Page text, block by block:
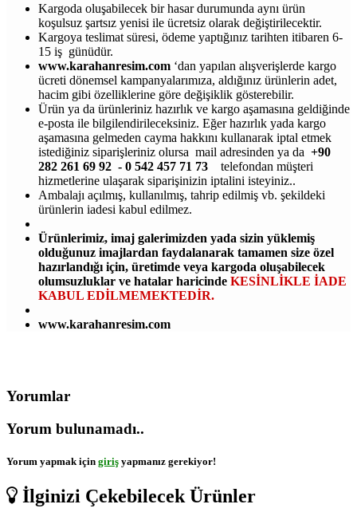
Kargoda oluşabilecek bir hasar durumunda aynı ürün
koşulsuz şartsız yenisi ile ücretsiz olarak değiştirilecektir.
Kargoya teslimat süresi, ödeme yaptığınız tarihten itibaren 6-
15 iş günüdür.
www.karahanresim.com ‘dan yapılan alışverişlerde kargo
ücreti dönemsel kampanyalarımıza, aldığınız ürünlerin adet,
hacim gibi özelliklerine göre değişiklik gösterebilir.
Ürün ya da ürünleriniz hazırlık ve kargo aşamasına geldiğinde
e-posta ile bilgilendirileceksiniz. Eğer hazırlık yada kargo
aşamasına gelmeden cayma hakkını kullanarak iptal etmek
istediğiniz siparişleriniz olursa mail adresinden ya da +90
282 261 69 92 - 0 542 457 71 73
telefondan müşteri
hizmetlerine ulaşarak siparişinizin iptalini isteyiniz..
Ambalajı açılmış, kullanılmış, tahrip edilmiş vb. şekildeki
ürünlerin iadesi kabul edilmez.
Ürünlerimiz, imaj galerimizden yada sizin yüklemiş
olduğunuz imajlardan faydalanarak tamamen size özel
hazırlandığı için, üretimde veya kargoda oluşabilecek
olumsuzluklar ve hatalar haricinde KESİNLİKLE İADE
KABUL EDİLMEMEKTEDİR.
www.karahanresim.com
Yorumlar
Yorum bulunamadı..
Yorum yapmak için giriş yapmanız gerekiyor!
İlginizi Çekebilecek Ürünler